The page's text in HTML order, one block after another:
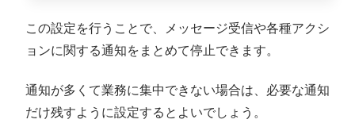
この設定を行うことで、メッセージ受信や各種アクシ
ョンに関する通知をまとめて停止できます。
通知が多くて業務に集中できない場合は、必要な通知
だけ残すように設定するとよいでしょう。